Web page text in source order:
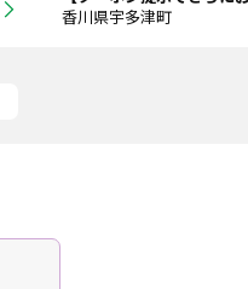
香川県宇多津町